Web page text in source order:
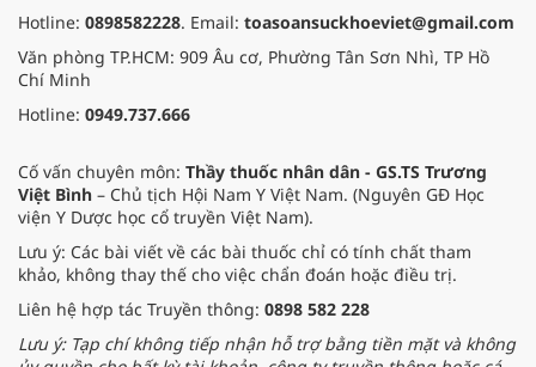
Hotline: 0898582228. Email: toasoansuckhoeviet@gmail.com
Văn phòng TP.HCM: 909 Âu cơ, Phường Tân Sơn Nhì, TP Hồ
Chí Minh
Hotline: 0949.737.666
Cố vấn chuyên môn: Thầy thuốc nhân dân - GS.TS Trương
Việt Bình – Chủ tịch Hội Nam Y Việt Nam. (Nguyên GĐ Học
viện Y Dược học cổ truyền Việt Nam).
Lưu ý: Các bài viết về các bài thuốc chỉ có tính chất tham
khảo, không thay thế cho việc chẩn đoán hoặc điều trị.
Liên hệ hợp tác Truyền thông: 0898 582 228
Lưu ý: Tạp chí không tiếp nhận hỗ trợ bằng tiền mặt và không